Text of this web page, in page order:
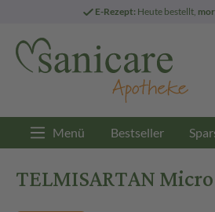
E-Rezept: Heute bestellt,
Menü Bestseller
TELMISARTAN